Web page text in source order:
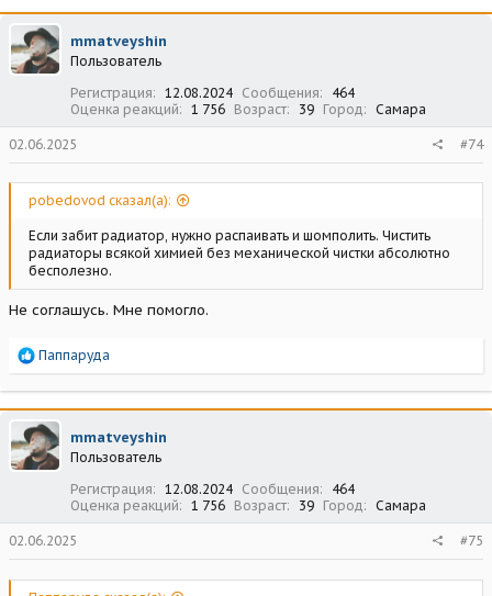
mmatveyshin
Пользователь
Регистрация
12.08.2024 Сообщения
464
Оценка реакций
1 756 Возраст 39 Город Самара
02.06.2025 #74
pobedovod сказал(а):
Если забит радиатор, нужно распаивать и шомполить. Чистить
радиаторы всякой химией без механической чистки абсолютно
бесполезно.
Не соглашусь. Мне помогло.
Р
а
к
ц
и
и
Паппаруда
mmatveyshin
Пользователь
Регистрация
12.08.2024 Сообщения
464
Оценка реакций
1 756 Возраст 39 Город Самара
02.06.2025 #75